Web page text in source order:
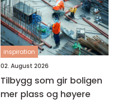
inspiration
02. August 2026
Tilbygg som gir boligen
mer plass og høyere